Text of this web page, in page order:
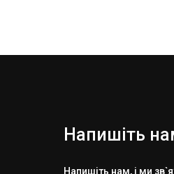
Напишіть
Напишіть нам, і ми